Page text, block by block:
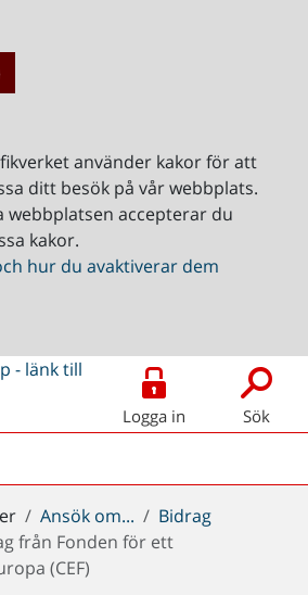
använder kakor för att
ditt besök på vår webbplats.
webbplatsen accepterar du
kakor.
hur du avaktiverar dem
Logga in Sök
Ansök om...
Bidrag
från Fonden för ett
(CEF)